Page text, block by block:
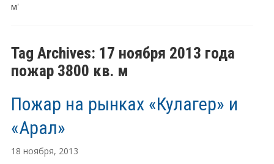
м'
Tag Archives: 17 ноября 2013 года
пожар 3800 кв. м
Пожар на рынках «Кулагер» и
«Арал»
18 ноября, 2013